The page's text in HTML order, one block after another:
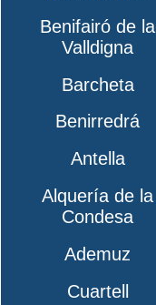
Benifairó de la
Valldigna
Barcheta
Benirredrá
Antella
Alquería de la
Condesa
Ademuz
Cuartell